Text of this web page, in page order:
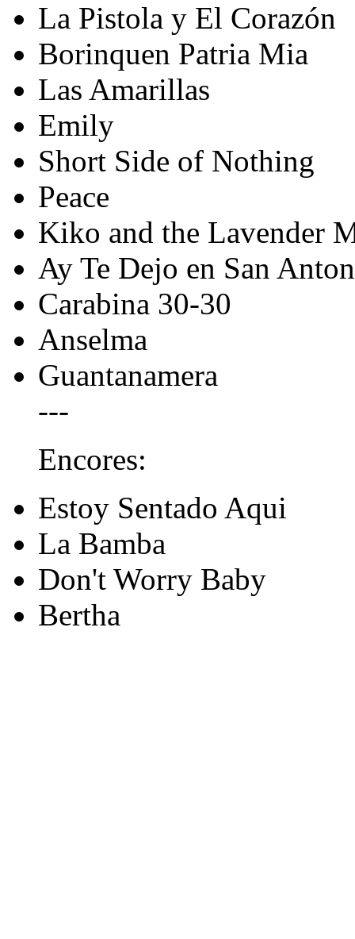
La Pistola y El Corazón
Borinquen Patria Mia
Las Amarillas
Emily
Short Side of Nothing
Peace
Kiko and the Lavender
Ay Te Dejo en San
Carabina 30-30
Anselma
Guantanamera
---
Encores:
Estoy Sentado Aqui
La Bamba
Don't Worry Baby
Bertha